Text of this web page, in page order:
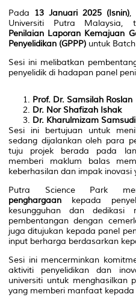
Pada 13 Januari 2025 (Isnin),
Universiti Putra Malaysia,
Penilaian Laporan Kemajuan
Penyelidikan (GPPP) untuk Batch
Sesi ini melibatkan
penyelidik di hadapan panel
Prof. Dr. Samsilah Roslan
Dr. Nor Shafizah Ishak
Dr. Kharulmizam
Sesi ini bertujuan untuk
sedang dijalankan oleh para
tuju projek berada pada
memberi maklum balas
keberhasilan dan impak inovasi
Putra Science Park
penghargaan kepada
kesungguhan dan dedikasi
pembentangan dengan
juga ditujukan kepada panel
input berharga berdasarkan
Sesi ini mencerminkan
aktiviti penyelidikan dan
universiti untuk menghasilkan
yang memberi manfaat